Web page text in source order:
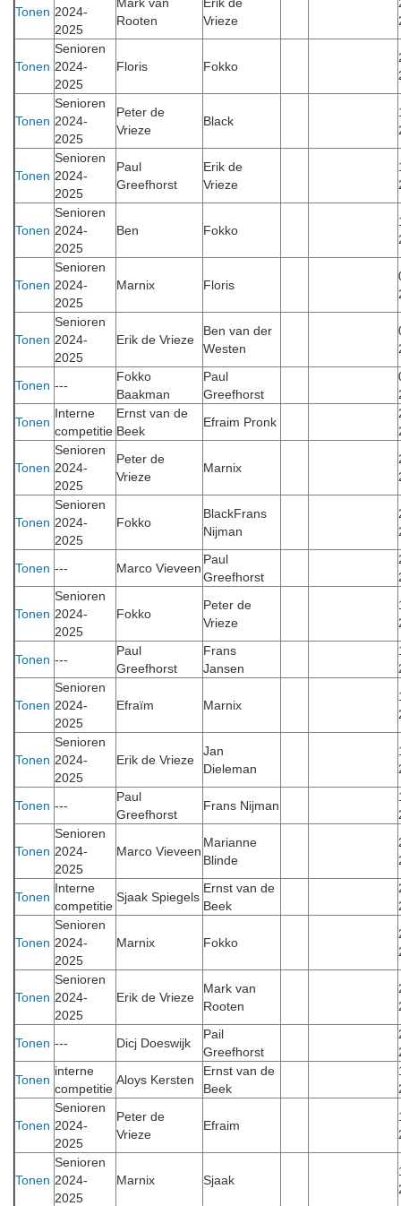
Tonen 2024-
2025
Rooten
Vrieze
Tonen
Senioren
2024-
2025
Floris Fokko
Tonen
Senioren
2024-
2025
Peter de
Vrieze
Black
Tonen
Senioren
2024-
2025
Paul
Greefhorst
Erik de
Vrieze
Tonen
Senioren
2024-
2025
Ben Fokko
Tonen
Senioren
2024-
2025
Marnix Floris
Tonen
Senioren
2024-
2025
Erik de Vrieze
Ben van der
Westen
Tonen ---
Fokko
Baakman
Paul
Greefhorst
Tonen
Interne
competitie
Ernst van de
Beek
Efraim Pronk
Tonen
Senioren
2024-
2025
Peter de
Vrieze
Marnix
Tonen
Senioren
2024-
2025
Fokko
BlackFrans
Nijman
Tonen --- Marco Vieveen
Paul
Greefhorst
Tonen
Senioren
2024-
2025
Fokko
Peter de
Vrieze
Tonen ---
Paul
Greefhorst
Frans
Jansen
Tonen
Senioren
2024-
2025
Efraïm Marnix
Tonen
Senioren
2024-
2025
Erik de Vrieze
Jan
Dieleman
Tonen ---
Paul
Greefhorst
Frans Nijman
Tonen
Senioren
2024-
2025
Marco Vieveen
Marianne
Blinde
Tonen
Interne
competitie
Sjaak Spiegels
Ernst van de
Beek
Tonen
Senioren
2024-
2025
Marnix Fokko
Tonen
Senioren
2024-
2025
Erik de Vrieze
Mark van
Rooten
Tonen --- Dicj Doeswijk
Pail
Greefhorst
Tonen
interne
competitie
Aloys Kersten
Ernst van de
Beek
Tonen
Senioren
2024-
2025
Peter de
Vrieze
Efraim
Tonen
Senioren
2024-
2025
Marnix Sjaak